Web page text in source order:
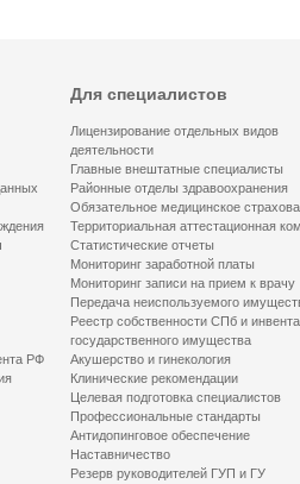
РФ
Для специалистов
Лицензирование отдельных видов
деятельности
Главные внештатные специалисты
Районные отделы здравоохранения
Обязательное медицинское
Территориальная аттестационная
Статистические отчеты
Мониторинг заработной платы
Мониторинг записи на прием к врачу
Передача неиспользуемого
Реестр собственности СПб и
государственного имущества
Акушерство и гинекология
Клинические рекомендации
Целевая подготовка специалистов
Профессиональные стандарты
Антидопинговое обеспечение
Наставничество
Резерв руководителей ГУП и ГУ